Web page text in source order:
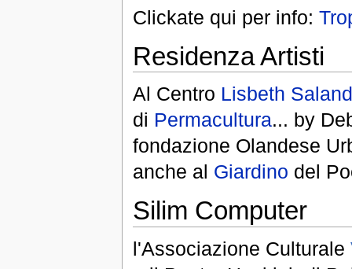
Clickate qui per info:
Residenza Artisti
Al Centro Lisbeth
di Permacultura... by
fondazione Olandese
anche al Giardino del
Silim Computer
l'Associazione Culturale